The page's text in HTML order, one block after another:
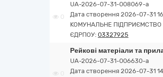
0
UA-2026-07-31-008069-a
Дата створення 2026-07-31
КОМУНАЛЬНЕ ПІДПРИЄМСТВО
ЄДРПОУ: 03327925
Рейкові матеріали та
UA-2026-07-31-006630-a
Дата створення 2026-07-31